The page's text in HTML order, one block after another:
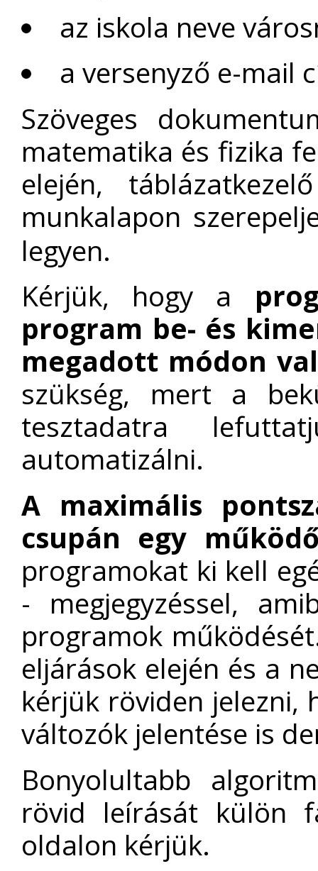
az iskola neve
a versenyző e-mail
Szöveges
matematika és fizika
elején,
munkalapon
legyen.
Kérjük, hogy a
program be- és
megadott módon
szükség, mert a
tesztadatra
automatizálni.
A maximális
csupán egy
programokat ki kell
- megjegyzéssel,
programok
eljárások elején és a
kérjük röviden jelezni,
változók jelentése is
Bonyolultabb
rövid leírását külön
oldalon kérjük.